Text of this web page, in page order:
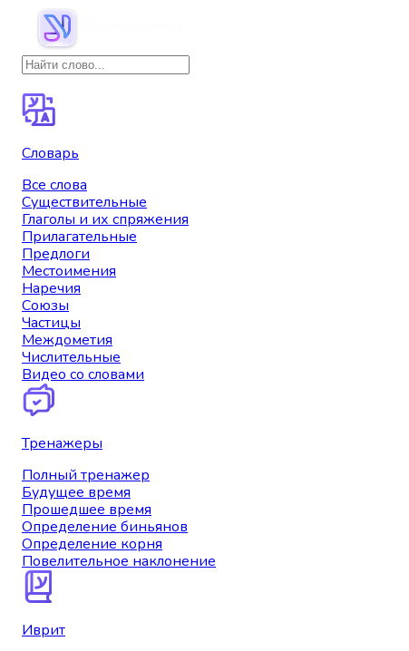
Словарь
Все слова
Существительные
Глаголы и их спряжения
Прилагательные
Предлоги
Местоимения
Наречия
Союзы
Частицы
Междометия
Числительные
Видео со словами
Тренажеры
Полный тренажер
Будущее время
Прошедшее время
Определение биньянов
Определение корня
Повелительное наклонение
Иврит